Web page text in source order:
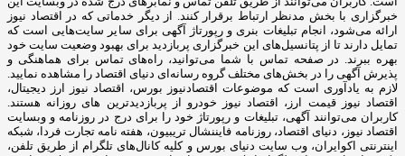
خبرگزاری با بخش مدنظر ارتباط برقرار کنند. از دیگر خدماتی که در اقتصاد نیوز
ارائه می‌شود، انجام تبلیغات بنری و رپورتاژ آگهی برای سایر سایت‌هایی است که
تمایل دارند تا از پتانسیل‌های این خبرگزاری پربازدید برای بهبود وضعیت سایت خود
بهره ببرند. در صفحه تماس با شما می‌توانید، راه‌های تماس برای هماهنگی و
پذیرش آگهی را در بخش‌های مختلف گروه رسانه‌ای دنیای اقتصاد را مشاهده نمایید.
لازم به یادآوری است که موضوعات اقتصادنیوز بورس، اقتصاد نیوز ارز دیجیتال،
اقتصاد نیوز قیمت ارز، اقتصاد نیوز خودرو از پربازدیدترین های روزانه هستند.
کاربران می‌توانند آگهی، تبلیغات و رپورتاژ خود را برای درج در روزنامه و وبسایت
اقتصاد نیوز، دنیای اقتصاد، روزنامه فایننشال تریبیون، هفته نامه تجارت فردا، شبکه
اینترنتی اکوایران، وب سایت دنیای بورس و کلیه کانال‌های تلگرام از طریق تلفن،